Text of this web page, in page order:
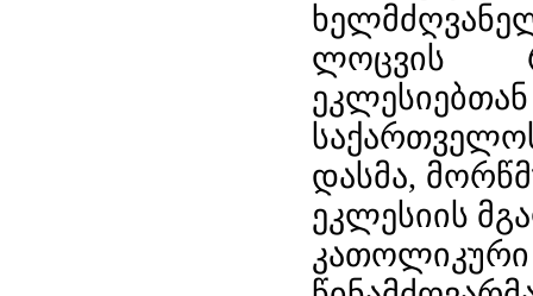
ლოცვის
დასმა,
ეკლესიის